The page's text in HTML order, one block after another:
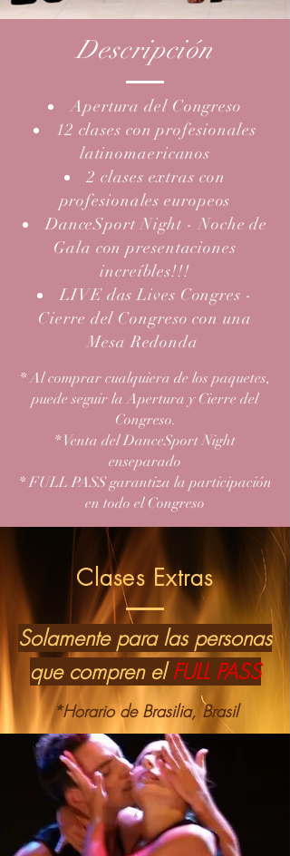
Descripción
Apertura del Congreso
12 clases con profesionales
latinomaericanos
2 clases extras con
profesionales europeos
DanceSport Night - Noche de
Gala con presentaciones
increíbles!!!
LIVE das Lives Congres -
Cierre del Congreso con una
Mesa Redonda
* Al comprar cualquiera de los paquetes,
puede seguir la Apertura y Cierre del
Congreso.
* Venta del DanceSport Night
enseparado
* FULL PASS garantiza la participación
en todo el Congreso
Clases Extras
Solamente para las personas
que compren elFULL PASS
*Horario de Brasilia, Brasil